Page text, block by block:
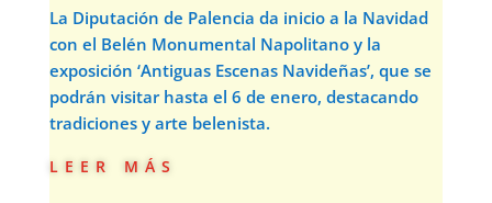
La Diputación de Palencia da inicio a la Navidad
con el Belén Monumental Napolitano y la
exposición ‘Antiguas Escenas Navideñas’, que se
podrán visitar hasta el 6 de enero, destacando
tradiciones y arte belenista.
leer más